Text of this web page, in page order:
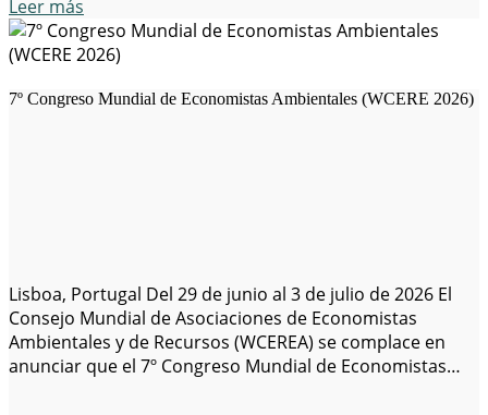
Leer más
7º Congreso Mundial de Economistas Ambientales (WCERE 2026)
Lisboa, Portugal Del 29 de junio al 3 de julio de 2026 El
Consejo Mundial de Asociaciones de Economistas
Ambientales y de Recursos (WCEREA) se complace en
anunciar que el 7º Congreso Mundial de Economistas